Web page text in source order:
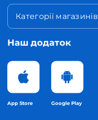
Категорії магазинів
Наш додаток
App Store Google Play